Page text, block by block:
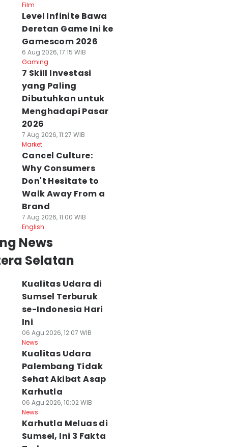
Film
Level Infinite Bawa
Deretan Game Ini ke
Gamescom 2026
6 Aug 2026, 17:15 WIB
Gaming
7 Skill Investasi
yang Paling
Dibutuhkan untuk
Menghadapi Pasar
2026
7 Aug 2026, 11:27 WIB
Market
Cancel Culture:
Why Consumers
Don't Hesitate to
Walk Away From a
Brand
7 Aug 2026, 11:00 WIB
English
News
Selatan
Kualitas Udara di
Sumsel Terburuk
se-Indonesia Hari
Ini
06 Agu 2026, 12:07 WIB
News
Kualitas Udara
Palembang Tidak
Sehat Akibat Asap
Karhutla
06 Agu 2026, 10:02 WIB
News
Karhutla Meluas di
Sumsel, Ini 3 Fakta